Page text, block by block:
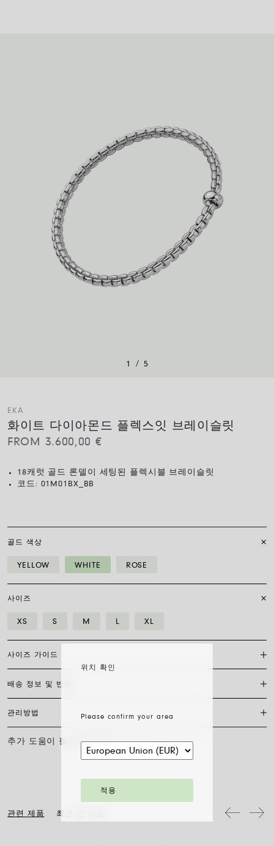
위치 확인
Please confirm your area
적용
1 / 5
EKA
화이트 다이아몬드 플렉스잇 브레이슬릿
FROM 3.600,00 €
18캐럿 골드 론델이 세팅된 플렉시블 브레이슬릿
코드: 01M01BX_BB
골드 색상
YELLOW WHITE ROSE
사이즈
XS S M L XL
사이즈 가이드
플렉시트 브레이슬릿은 특허받은 포페의 독점 제품으로, 18캐럿 금으로
완전히 제작되어 신축성이 있어 걸쇠가 필요하지 않습니다. 적합한 사이
즈를 찾으려면 손목 둘레를 측정하기만 하면 됩니다. 줄자나 실, 종이 조
각을 사용해 측정한 후 자로 길이를 재고 아래 표와 비교하세요.
사이즈 XS S M L XL
팔찌 직경은 최대 30%까지 확장 가능하며 유연성 덕분에 착용이 간편합
배송 정보 및 반품
FedEx를 통한 배송은 무료이며, 결제 완료일로부터 7~20일 이내에 배송
됩니다. 모든 주얼리는 FOPE 오리지널 패키지에 포장되어 발송됩니다.
주문 준비 소요 일수를 확인하려면 소재와 사이즈를 선택해 주세요.
주문 상품 수령 후 14영업일 이내에 구매한 주얼리의 반품을 요청하실
관리방법
FOPE 주얼리의 광택과 아름다움을 오래도록 유지하기 위해 화학 제품이
나 화장품과의 접촉을 피하시고, 취침 전이나 운동 전에는 귀걸이, 목걸
구어 자연 건조시켜 주십시오.
추가 도움이 필요하신가요?문의하기
관련 제품 최근 본 내용